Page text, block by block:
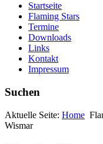
Startseite
Flaming Stars
Termine
Downloads
Links
Kontakt
Impressum
Suchen
Aktuelle Seite: Home
Wismar